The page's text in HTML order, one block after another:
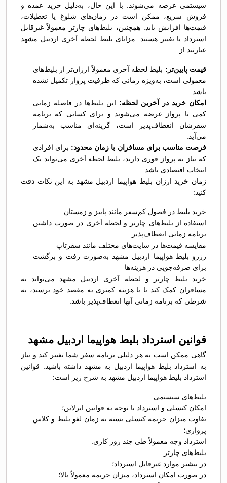
سیستمی عرضه می‌شوند. با این حال، به‌دلیل خرید عمده و
فروش سریع، ممکن است در زمان‌های شلوغ یا تعطیلات،
قیمت‌ها افزایش یابد. همچنین، بلیط‌های چارتر معمولاً غیرقابل
استرداد یا تغییر هستند. مزایای بلیط لحظه آخری اردبیل مشهد
عبارتند از:
قیمت پایین‌تر: بلیط لحظه آخری معمولاً ارزان‌تر از بلیط‌های
معمولی است، به‌ویژه زمانی که ظرفیت پرواز تکمیل نشده
باشد.
امکان خرید در آخرین لحظه: این بلیط‌ها در فاصله زمانی
کمی تا پرواز عرضه می‌شوند و برای کسانی که برنامه
سفرشان انعطاف‌پذیر است، گزینه‌ای مناسب به‌شمار
می‌آید.
فرصت مناسب برای مسافران با زمان محدود: برای افرادی
که نیاز به پرواز فوری دارند، بلیط لحظه آخری می‌تواند یک
انتخاب اقتصادی باشد.
زمان خرید ارزان بلیط هواپیما اردبیل مشهد به این نکات دقت
کنید:
خرید بلیط در فصول کم‌سفر مانند پاییز و زمستان
استفاده از بلیط‌های چارتر و لحظه آخری در صورت داشتن
برنامه زمانی انعطاف‌پذیر
مقایسه قیمت‌ها در سایت‌های مختلف مانند سفرتاپ
رزرو بلیط هواپیما اردبیل مشهد به‌صورت رفت و برگشت
برای صرفه‌جویی در هزینه‌ها
خرید بلیط چارتر و لحظه آخری اردبیل مشهد می‌تواند به
مسافران کمک کند تا با هزینه کمتری به مقصد خود برسند، به
شرطی که برنامه زمانی آنها انعطاف‌پذیر باشد.
قوانین استرداد بلیط هواپیما اردبیل مشهد
گاهی ممکن است به هر دلیلی برنامه سفر شما تغییر کند و نیاز
به استرداد بلیط هواپیما اردبیل به مشهد داشته باشید. قوانین
استرداد بلیط هواپیما اردبیل مشهد به شرح زیر است:
بلیط‌های سیستمی
امکان کنسلی و استرداد با توجه به قوانین ایرلاین؛
تفاوت میزان جریمه کنسلی بسته به زمان لغو بلیط و کلاس
پروازی؛
استرداد وجه معمولاً طی چند روز کاری.
بلیط‌های چارتر
در بیشتر موارد غیرقابل استرداد؛
در صورت امکان استرداد، میزان جریمه معمولاً بالا؛